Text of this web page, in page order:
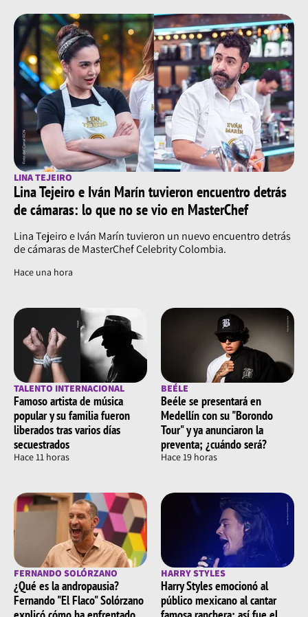
LINA TEJEIRO
Lina Tejeiro e Iván Marín tuvieron encuentro detrás
de cámaras: lo que no se vio en MasterChef
Lina Tejeiro e Iván Marín tuvieron un nuevo encuentro detrás
de cámaras de MasterChef Celebrity Colombia.
Hace una hora
TALENTO INTERNACIONAL
Famoso artista de música
popular y su familia fueron
liberados tras varios días
secuestrados
Hace 11 horas
BEÉLE
Beéle se presentará en
Medellín con su "Borondo
Tour" y ya anunciaron la
preventa; ¿cuándo será?
Hace 19 horas
FERNANDO SOLÓRZANO
¿Qué es la andropausia?
Fernando "El Flaco" Solórzano
HARRY STYLES
Harry Styles emocionó al
público mexicano al cantar